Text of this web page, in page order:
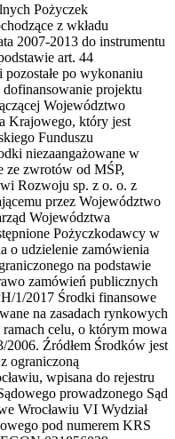
Pożyczek
z wkładu
2007-2013 do instrumentu
art. 44
po wykonaniu
projektu
Województwo
Krajowego, który jest
Funduszu
niezaangażowane w
ze zwrotów od MŚP,
Rozwoju sp. z o. o. z
przez Województwo
Województwa
Pożyczkodawcy w
o udzielenie zamówienia
na podstawie
zamówień publicznych
1/2017 Środki finansowe
na zasadach rynkowych
celu, o którym mowa
2006. Źródłem Środków jest
ograniczoną
wpisana do rejestru
prowadzonego Sąd
Wrocławiu VI Wydział
pod numerem KRS